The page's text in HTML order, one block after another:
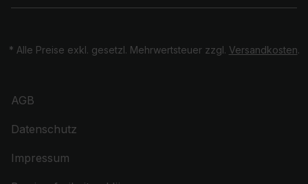
* Alle Preise exkl. gesetzl. Mehrwertsteuer zzgl. Versandkosten.
AGB
Datenschutz
Impressum